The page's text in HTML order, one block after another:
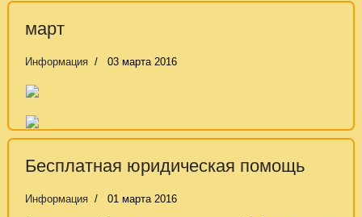
март
Информация 03 марта 2016
Бесплатная юридическая помощь
Информация 01 марта 2016